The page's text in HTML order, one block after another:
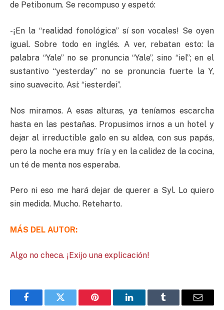
de Petibonum. Se recompuso y espetó:
-¡En la “realidad fonológica” sí son vocales! Se oyen
igual. Sobre todo en inglés. A ver, rebatan esto: la
palabra “Yale” no se pronuncia “Yale”, sino “iel”; en el
sustantivo “yesterday” no se pronuncia fuerte la Y,
sino suavecito. Así: “iesterdei”.
Nos miramos. A esas alturas, ya teníamos escarcha
hasta en las pestañas. Propusimos irnos a un hotel y
dejar al irreductible galo en su aldea, con sus papás,
pero la noche era muy fría y en la calidez de la cocina,
un té de menta nos esperaba.
Pero ni eso me hará dejar de querer a Syl. Lo quiero
sin medida. Mucho. Reteharto.
MÁS DEL AUTOR:
Algo no checa. ¡Exijo una explicación!
FacebookTwitter Pinterest LinkedInTumblr Email